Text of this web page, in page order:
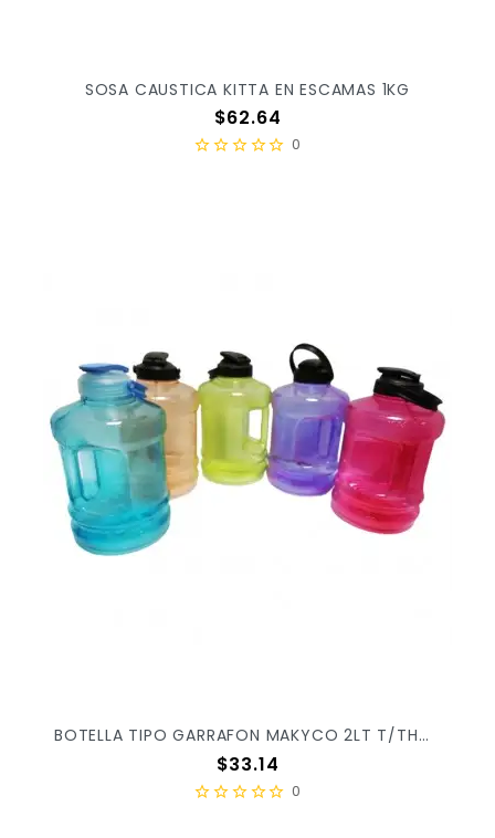
SOSA CAUSTICA KITTA EN ESCAMAS 1KG
Precio
$62.64
0
BOTELLA TIPO GARRAFON MAKYCO 2LT T/THOR X/28
Precio
$33.14
0